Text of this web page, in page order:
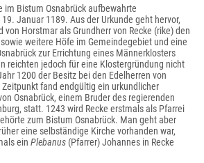
im Bistum Osnabrück aufbewahrte
Januar 1189. Aus der Urkunde geht hervor,
von Horstmar als Grundherr von Recke (rike) den
weitere Höfe im Gemeindegebiet und eine
zur Errichtung eines Männerklosters
reichten jedoch für eine Klostergründung nicht
1200 der Besitz bei den Edelherren von
fand endgültig ein urkundlicher
Osnabrück, einem Bruder des regierenden
statt. 1243 wird Recke erstmals als Pfarrei
zum Bistum Osnabrück. Man geht aber
eine selbständige Kirche vorhanden war,
ein Plebanus (Pfarrer) Johannes in Recke